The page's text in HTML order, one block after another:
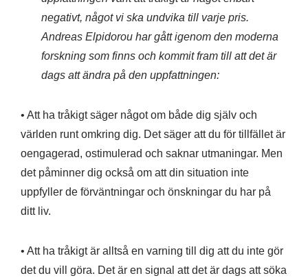
negativt, något vi ska undvika till varje pris.
Andreas Elpidorou har gått igenom den moderna
forskning som finns och kommit fram till att det är
dags att ändra på den uppfattningen:
• Att ha tråkigt säger något om både dig själv och
världen runt omkring dig. Det säger att du för tillfället är
oengagerad, ostimulerad och saknar utmaningar. Men
det påminner dig också om att din situation inte
uppfyller de förväntningar och önskningar du har på
ditt liv.
• Att ha tråkigt är alltså en varning till dig att du inte gör
det du vill göra. Det är en signal att det är dags att söka